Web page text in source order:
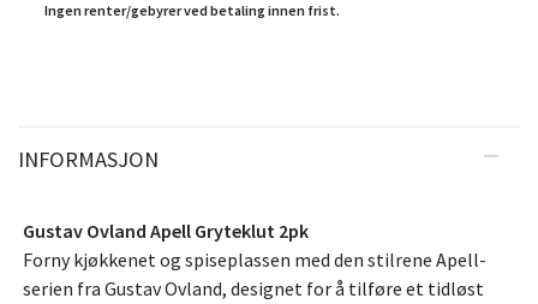
Ingen renter/gebyrer ved betaling innen frist.
INFORMASJON
Gustav Ovland Apell Gryteklut 2pk
Forny kjøkkenet og spiseplassen med den stilrene Apell-
serien fra Gustav Ovland, designet for å tilføre et tidløst